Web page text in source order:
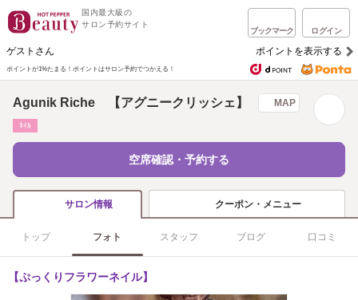
国内最大級の
サロン予約サイト
ブックマーク ログイン
ゲストさん ポイントを表示する
ポイントが1%たまる！ ポイントはサロン予約でつかえる！
Agunik Riche 【アグニークリッシェ】 MAP
ﾈｲﾙ
空席確認・予約する
サロン情報 クーポン・メニュー
トップ フォト スタッフ ブログ 口コミ
【ぷっくりフラワーネイル】